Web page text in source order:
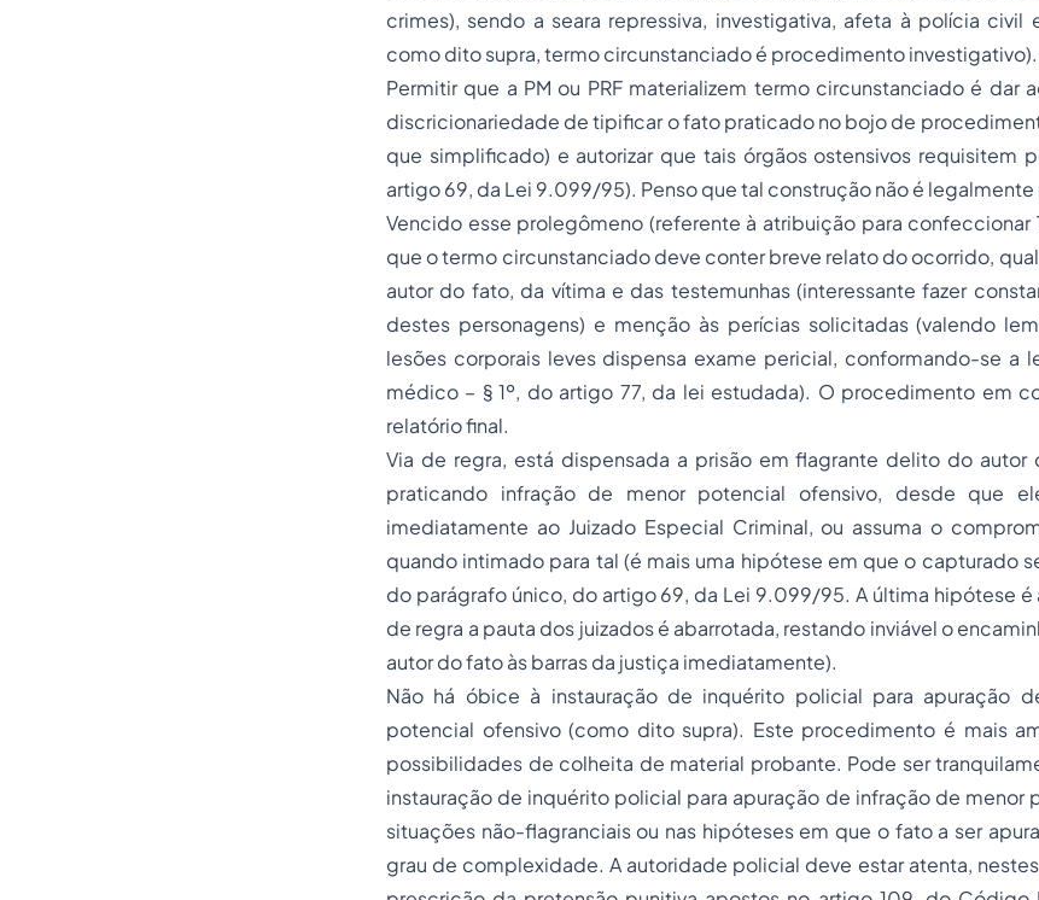
crimes), sendo a seara repressiva, investigativa, afeta à polícia civil
como dito supra, termo circunstanciado é procedimento investigativo).
Permitir que a PM ou PRF materializem termo circunstanciado é dar
discricionariedade de tipificar o fato praticado no bojo de
que simplificado) e autorizar que tais órgãos ostensivos requisitem
artigo 69, da Lei 9.099/95). Penso que tal construção não é legalmente
Vencido esse prolegômeno (referente à atribuição para confeccionar
que o termo circunstanciado deve conter breve relato do ocorrido,
autor do fato, da vítima e das testemunhas (interessante fazer
destes personagens) e menção às perícias solicitadas (valendo
lesões corporais leves dispensa exame pericial, conformando-se a
médico – § 1º, do artigo 77, da lei estudada). O procedimento em
relatório final.
Via de regra, está dispensada a prisão em flagrante delito do autor
praticando infração de menor potencial ofensivo, desde que
imediatamente ao Juizado Especial Criminal, ou assuma o
quando intimado para tal (é mais uma hipótese em que o capturado
do parágrafo único, do artigo 69, da Lei 9.099/95. A última hipótese é
de regra a pauta dos juizados é abarrotada, restando inviável o
autor do fato às barras da justiça imediatamente).
Não há óbice à instauração de inquérito policial para apuração
potencial ofensivo (como dito supra). Este procedimento é mais
possibilidades de colheita de material probante. Pode ser
instauração de inquérito policial para apuração de infração de menor
situações não-flagranciais ou nas hipóteses em que o fato a ser
grau de complexidade. A autoridade policial deve estar atenta,